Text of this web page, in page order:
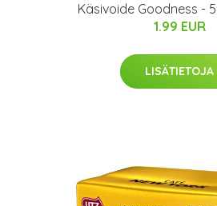
Käsivoide Goodness -
1.99 EUR
LISÄTIETOJA